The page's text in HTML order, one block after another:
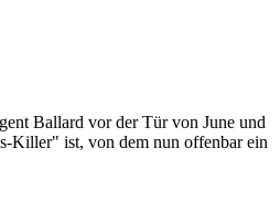
Ballard vor der Tür von June und
Killer" ist, von dem nun offenbar ein